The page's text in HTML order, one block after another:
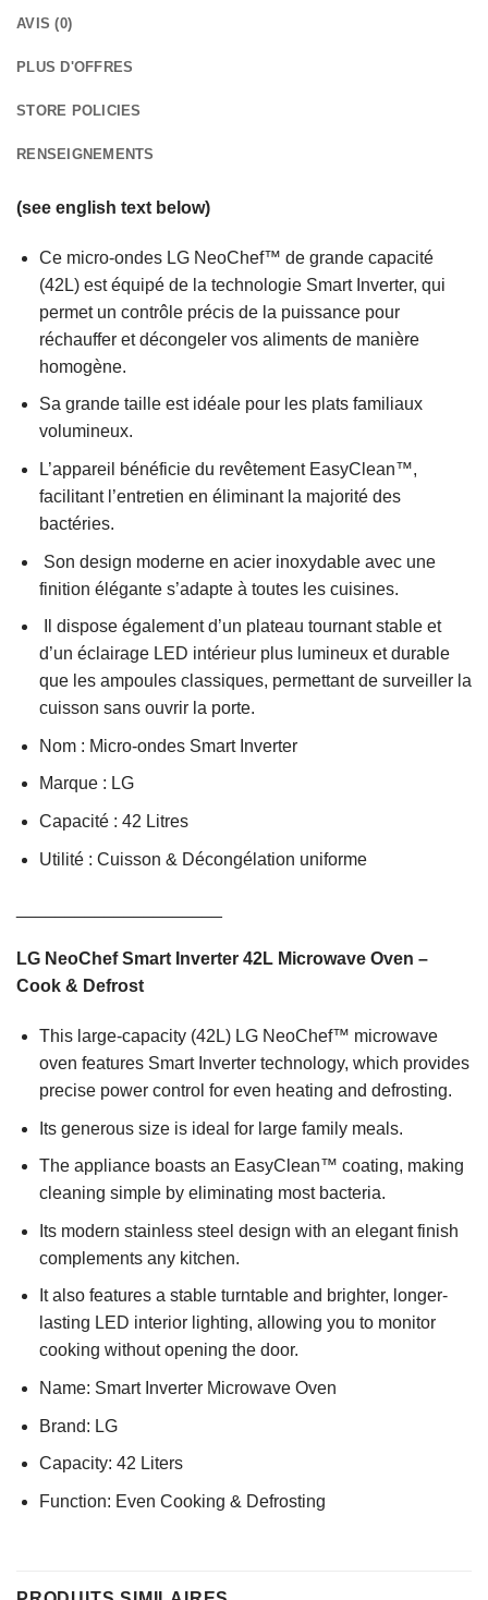
AVIS (0)
PLUS D'OFFRES
STORE POLICIES
RENSEIGNEMENTS
(see english text below)
Ce micro-ondes LG NeoChef™ de grande capacité
(42L) est équipé de la technologie Smart Inverter, qui
permet un contrôle précis de la puissance pour
réchauffer et décongeler vos aliments de manière
homogène.
Sa grande taille est idéale pour les plats familiaux
volumineux.
L’appareil bénéficie du revêtement EasyClean™,
facilitant l’entretien en éliminant la majorité des
bactéries.
Son design moderne en acier inoxydable avec une
finition élégante s’adapte à toutes les cuisines.
Il dispose également d’un plateau tournant stable et
d’un éclairage LED intérieur plus lumineux et durable
que les ampoules classiques, permettant de surveiller la
cuisson sans ouvrir la porte.
Nom : Micro-ondes Smart Inverter
Marque : LG
Capacité : 42 Litres
Utilité : Cuisson & Décongélation uniforme
LG NeoChef Smart Inverter 42L Microwave Oven –
Cook & Defrost
This large-capacity (42L) LG NeoChef™ microwave
oven features Smart Inverter technology, which provides
precise power control for even heating and defrosting.
Its generous size is ideal for large family meals.
The appliance boasts an EasyClean™ coating, making
cleaning simple by eliminating most bacteria.
Its modern stainless steel design with an elegant finish
complements any kitchen.
It also features a stable turntable and brighter, longer-
lasting LED interior lighting, allowing you to monitor
cooking without opening the door.
Name: Smart Inverter Microwave Oven
Brand: LG
Capacity: 42 Liters
Function: Even Cooking & Defrosting